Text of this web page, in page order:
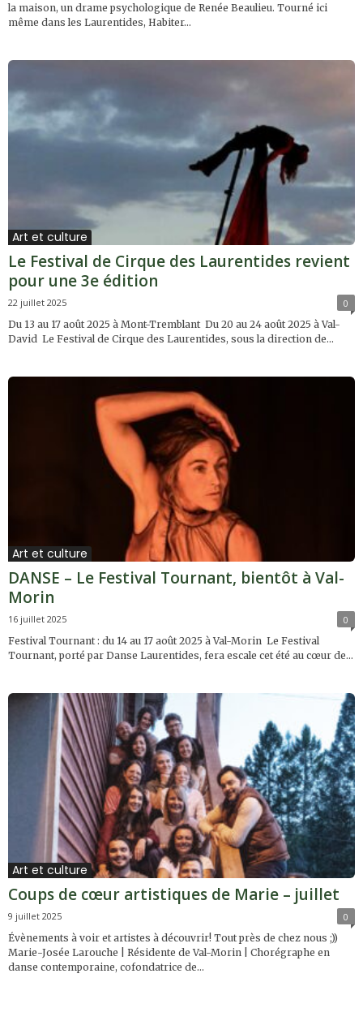
la maison, un drame psychologique de Renée Beaulieu. Tourné ici
même dans les Laurentides, Habiter...
Art et culture
Le Festival de Cirque des Laurentides revient
pour une 3e édition
22 juillet 2025
0
Du 13 au 17 août 2025 à Mont-Tremblant Du 20 au 24 août 2025 à Val-
David Le Festival de Cirque des Laurentides, sous la direction de...
Art et culture
DANSE – Le Festival Tournant, bientôt à Val-
Morin
16 juillet 2025
0
Festival Tournant : du 14 au 17 août 2025 à Val-Morin Le Festival
Tournant, porté par Danse Laurentides, fera escale cet été au cœur de...
Art et culture
Coups de cœur artistiques de Marie – juillet
9 juillet 2025
0
Évènements à voir et artistes à découvrir! Tout près de chez nous ;))
Marie-Josée Larouche | Résidente de Val-Morin | Chorégraphe en
danse contemporaine, cofondatrice de...